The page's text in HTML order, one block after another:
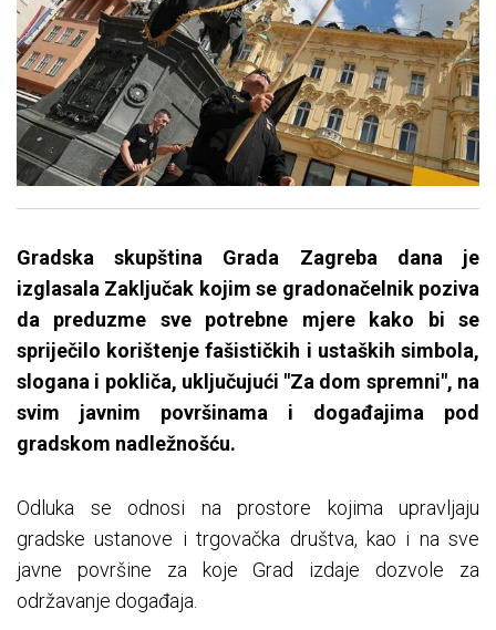
Gradska skupština Grada Zagreba dana je
izglasala Zaključak kojim se gradonačelnik poziva
da preduzme sve potrebne mjere kako bi se
spriječilo korištenje fašističkih i ustaških simbola,
slogana i pokliča, uključujući "Za dom spremni", na
svim javnim površinama i događajima pod
gradskom nadležnošću.
Odluka se odnosi na prostore kojima upravljaju
gradske ustanove i trgovačka društva, kao i na sve
javne površine za koje Grad izdaje dozvole za
održavanje događaja.